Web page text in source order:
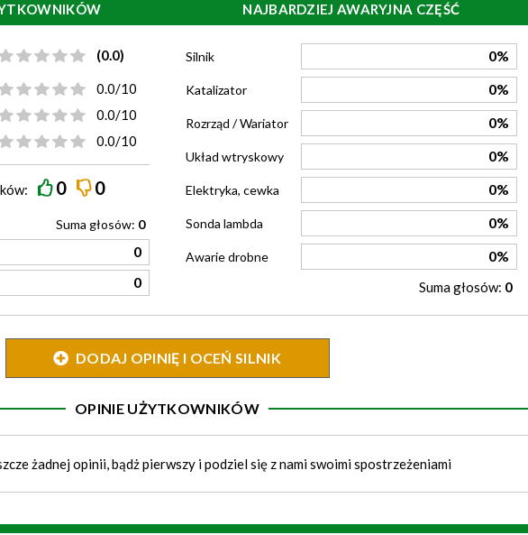
(0.0)
0.0/10
0.0/10
0.0/10
0 0
Suma głosów: 0
0
0
NAJBARDZIEJ AWARYJNA CZĘŚĆ
Silnik 0%
Katalizator 0%
Rozrząd / Wariator 0%
Układ wtryskowy 0%
Elektryka, cewka 0%
Sonda lambda 0%
Awarie drobne 0%
Suma głosów: 0
DODAJ OPINIĘ I OCEŃ SILNIK
OPINIE UŻYTKOWNIKÓW
żadnej opinii, bądż pierwszy i podziel się z nami swoimi spostrzeżeniami